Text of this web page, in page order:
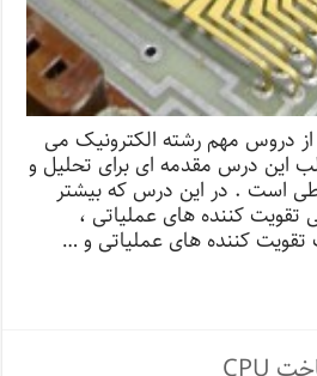
دروس مهم رشته الکترونیک می
این درس مقدمه ای برای تحلیل و
است . در این درس که بیشتر
کننده های عملیاتی ،
تقویت کننده های عملیاتی و …